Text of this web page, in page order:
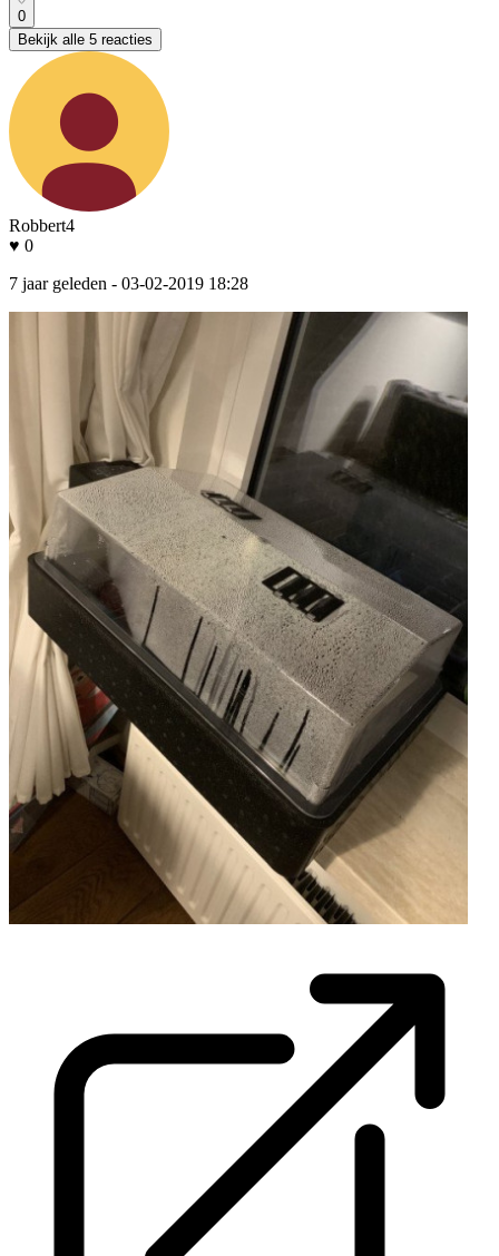
0
Bekijk alle 5 reacties
Robbert4
♥ 0
7 jaar geleden - 03-02-2019 18:28